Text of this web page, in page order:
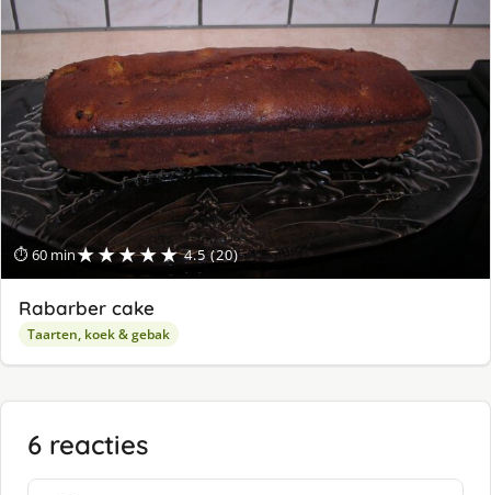
⏱ 60 min★★★★★ 4.5 (20)
Rabarber cake
Taarten, koek & gebak
6 reacties